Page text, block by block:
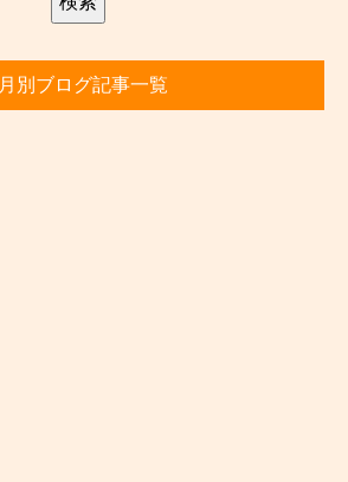
月別ブログ記事一覧